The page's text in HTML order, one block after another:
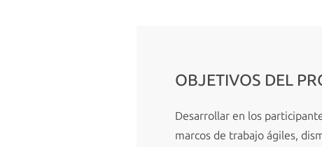
OBJETIVOS DEL
Desarrollar en los
marcos de trabajo ágiles,